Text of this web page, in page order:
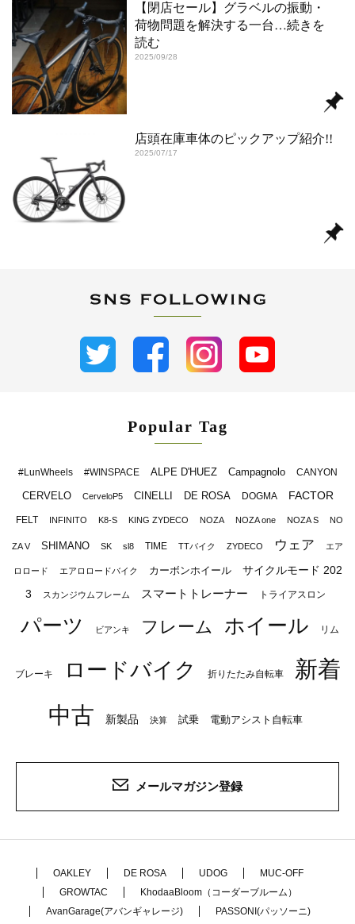
【閉店セール】グラベルの振動・
荷物問題を解決する一台 …続きを
読む
2025/09/28
店頭在庫車体のピックアップ紹介!!
2025/07/17
Popular Tag
#LunWheels #WINSPACE ALPE D'HUEZ Campagnolo CANYON
CERVELO CerveloP5 CINELLI DE ROSA DOGMA FACTOR
FELT INFINITO K8-S KING ZYDECO NOZA NOZA one NOZA S NO
ZA V SHIMANO SK sl8 TIME TTバイク ZYDECO ウェア エア
ロロード エアロロードバイク カーボンホイール
サイクルモード 202
3
スカンジウムフレーム スマートトレーナー トライアスロン
パーツ ビアンキ フレーム ホイール リム
ブレーキ ロードバイク 折りたたみ自転車
新着
中古
新製品 決算 試乗 電動アシスト自転車
メールマガジン登録
OAKLEY DE ROSA UDOG
MUC-OFF
GROWTAC
KhodaaBloom（コーダーブルーム）
AvanGarage(アバンギャレージ)
PASSONI(パッソーニ)